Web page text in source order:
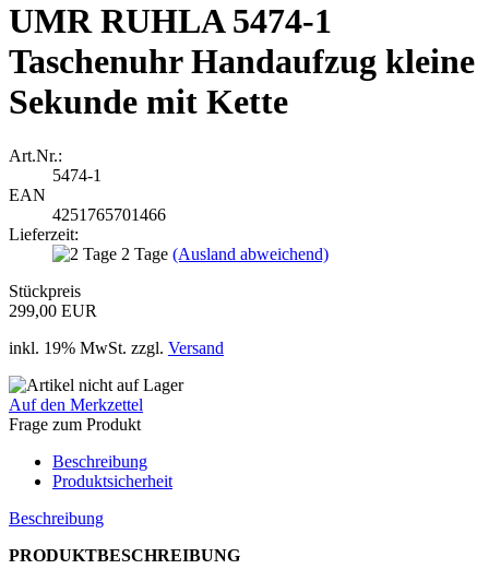
UMR RUHLA 5474-1
Taschenuhr Handaufzug kleine
Sekunde mit Kette
Art.Nr.:
5474-1
EAN
4251765701466
Lieferzeit:
2 Tage (Ausland abweichend)
Stückpreis
299,00 EUR
inkl. 19% MwSt. zzgl. Versand
Auf den Merkzettel
Frage zum Produkt
Beschreibung
Produktsicherheit
Beschreibung
PRODUKTBESCHREIBUNG